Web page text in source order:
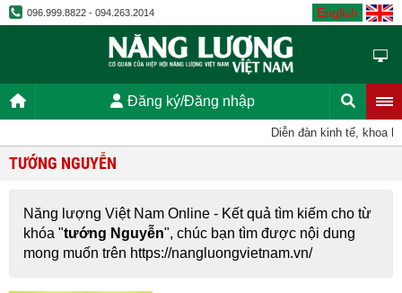
096.999.8822 - 094.263.2014 English
Đăng ký/Đăng nhập
Diễn đàn kinh tế, khoa
TƯỚNG NGUYỄN
Năng lượng Việt Nam Online - Kết quả tìm kiếm cho từ
khóa "tướng Nguyễn", chúc bạn tìm được nội dung
mong muốn trên https://nangluongvietnam.vn/